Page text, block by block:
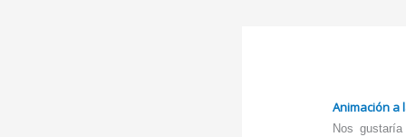
Animación a
Nos